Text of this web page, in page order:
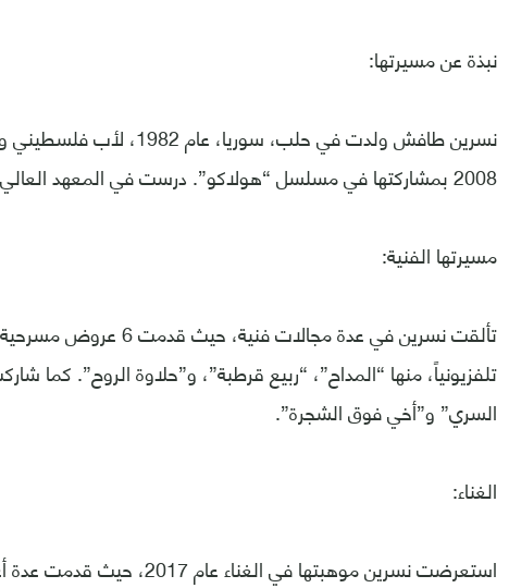
نبذة عن مسيرتها:
نسرين طافش ولدت في حلب،
2008 بمشاركتها في مسلسل “هولاكو”. درست في المعهد العالي للفنون المسرحية بدمشق.
مسيرتها الفنية:
تلفزيونياً، منها “المداح”، “ربيع قرطبة”، و”حلاوة الروح”. كما
السري” و”أخي فوق الشجرة”.
الغناء:
استعرضت نسرين موهبتها في